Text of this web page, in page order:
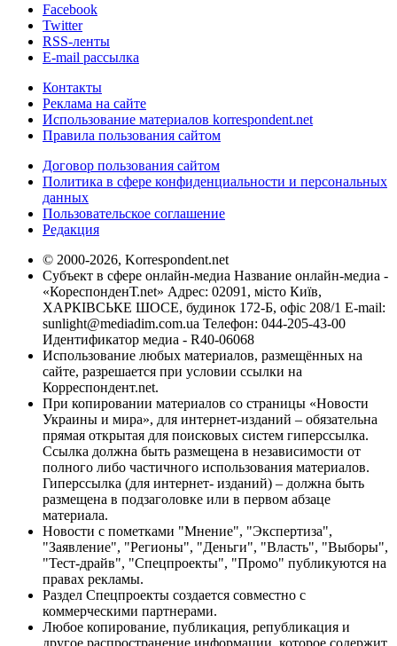
Facebook
Twitter
RSS-ленты
E-mail рассылка
Контакты
Реклама на сайте
Использование материалов korrespondent.net
Правила пользования сайтом
Договор пользования сайтом
Политика в сфере конфиденциальности и персональных
данных
Пользовательское соглашение
Редакция
© 2000-2026, Korrespondent.net
Субъект в сфере онлайн-медиа Название онлайн-медиа -
«КореспонденТ.net» Адрес: 02091, місто Київ,
ХАРКІВСЬКЕ ШОСЕ, будинок 172-Б, офіс 208/1 E-mail:
sunlight@mediadim.com.ua Телефон: 044-205-43-00
Идентификатор медиа - R40-06068
Использование любых материалов, размещённых на
сайте, разрешается при условии ссылки на
Корреспондент.net.
При копировании материалов со страницы «Новости
Украины и мира», для интернет-изданий – обязательна
прямая открытая для поисковых систем гиперссылка.
Ссылка должна быть размещена в независимости от
полного либо частичного использования материалов.
Гиперссылка (для интернет- изданий) – должна быть
размещена в подзаголовке или в первом абзаце
материала.
Новости с пометками "Мнение", "Экспертиза",
"Заявление", "Регионы", "Деньги", "Власть", "Выборы",
"Тест-драйв", "Спецпроекты", "Промо" публикуются на
правах рекламы.
Раздел Спецпроекты создается совместно с
коммерческими партнерами.
Любое копирование, публикация, републикация и
другое распространение информации, которое содержит